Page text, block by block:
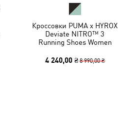
Кроссовки PUMA x HYROX
Deviate NITRO™ 3
Running Shoes Women
4 240,00 ₴ 8 990,00 ₴